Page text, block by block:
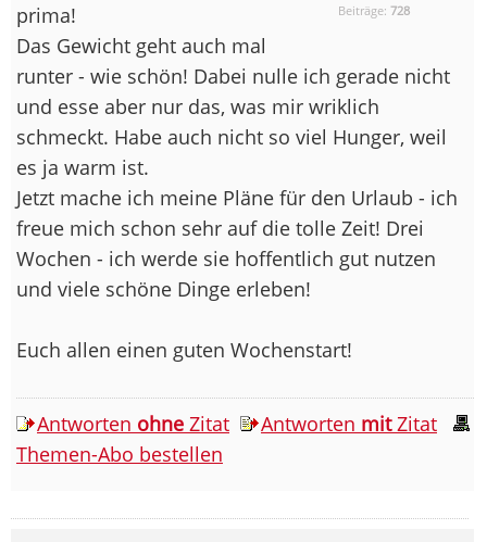
Beiträge:728
prima!
Das Gewicht geht auch mal
runter - wie schön! Dabei nulle ich gerade nicht
und esse aber nur das, was mir wriklich
schmeckt. Habe auch nicht so viel Hunger, weil
es ja warm ist.
Jetzt mache ich meine Pläne für den Urlaub - ich
freue mich schon sehr auf die tolle Zeit! Drei
Wochen - ich werde sie hoffentlich gut nutzen
und viele schöne Dinge erleben!
Euch allen einen guten Wochenstart!
Antworten ohne Zitat Antworten mitZitat
Themen-Abo bestellen